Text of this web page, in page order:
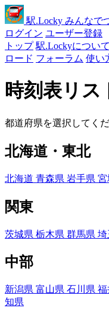
駅.Locky みんなで
ログイン ユーザー登録
トップ 駅.Lockyについて
ロード フォーラム 使い
時刻表リス
都道府県を選択してく
北海道・東北
北海道 青森県 岩手県 宮
関東
茨城県 栃木県 群馬県 埼
中部
新潟県 富山県 石川県 福
知県